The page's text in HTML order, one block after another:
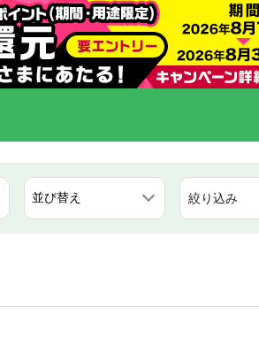
絞り込み